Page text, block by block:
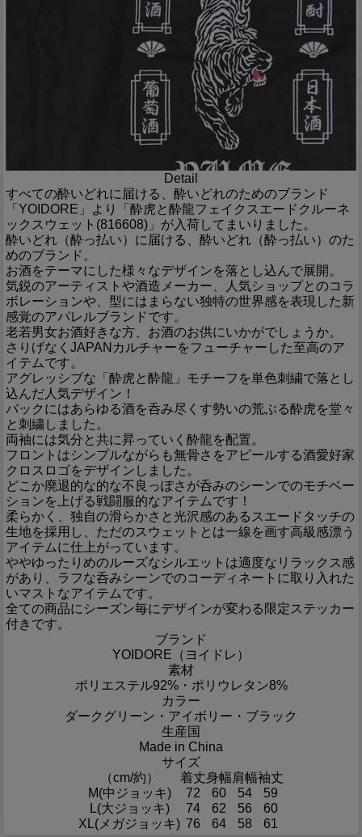
Detail
すべての酔いどれに届ける、酔いどれのためのブランド
「YOIDORE」より「酔虎と酔龍フェイクスエードクルーネ
ックスウェット(816608)」が入荷してまいりました。
酔いどれ（酔っ払い）に届ける、酔いどれ（酔っ払い）のた
めのブランド。
お酒をテーマにした様々なデザインを落とし込んで展開。
気鋭のアーティストや酒造メーカー、人気ショップとのコラ
ボレーションや、型にはまらない独特の世界感を表現した新
感覚のアパレルブランドです。
老若男女お酒好きな方、お酒のお供にいかがでしょうか。
さりげなくJAPANカルチャーをフューチャーした至高のア
イテムです。
アグレッシブな「酔虎と酔龍」モチーフを単色刺繍で落とし
込んだ人気デザイン！
バックにはあらゆる酒を呑み尽くす勢いの荒ぶる酔虎を堂々
と刺繍しました。
両袖には気分と共に昇っていく酔龍を配置。
フロントはシンプルながらも無骨さをアピールする酒愛好家
クロスロゴをデザインしました。
どこか廃退的な的な不良っぽさが呑みのシーンでのモチベー
ションを上げる戦闘服的なアイテムです！
柔らかく、独自の滑らかさと光沢感のあるスエードタッチの
生地を採用し、ただのスウェットとは一線を画す高級感漂う
アイテムに仕上がっています。
ややゆったりめのルーズなシルエットは適度なリラックス感
があり、ラフな呑みシーンでのコーディネートに取り入れた
いマストなアイテムです。
全ての商品にシーズン毎にデザインが変わる限定ステッカー
付きです。
ブランド
YOIDORE（ヨイドレ）
素材
ポリエステル92%・ポリウレタン8%
カラー
ダークグリーン・アイボリー・ブラック
生産国
Made in China
サイズ
（cm/約）
着丈身幅肩幅袖丈
M(中ジョッキ)
72 60 54
59
L(大ジョッキ)
74 62 56
60
XL(メガジョッキ) 76 64 58 61